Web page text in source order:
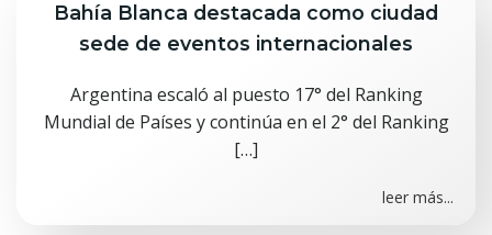
Bahía Blanca destacada como ciudad
sede de eventos internacionales
Argentina escaló al puesto 17° del Ranking
Mundial de Países y continúa en el 2° del Ranking
[…]
leer más...